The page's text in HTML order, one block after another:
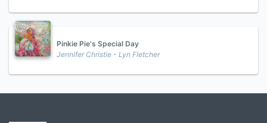
Pinkie Pie's Special Day
Jennifer Christie - Lyn Fletcher